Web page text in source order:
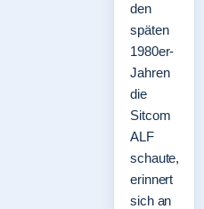
den
späten
1980er-
Jahren
die
Sitcom
ALF
schaute,
erinnert
sich an